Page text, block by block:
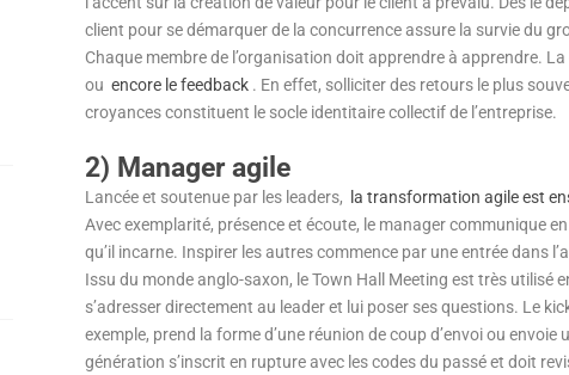
client pour se démarquer de la concurrence assure la survie du
Chaque membre de l’organisation doit apprendre à apprendre.
ou encore le feedback. En effet, solliciter des retours le plus
croyances constituent le socle identitaire collectif de l’entreprise.
2) Manager agile
Lancée et soutenue par les leaders, la transformation agile est
Avec exemplarité, présence et écoute, le manager communique
qu’il incarne. Inspirer les autres commence par une entrée dans
Issu du monde anglo-saxon, le Town Hall Meeting est très utilisé
s’adresser directement au leader et lui poser ses questions. Le
exemple, prend la forme d’une réunion de coup d’envoi ou
génération s’inscrit en rupture avec les codes du passé et doit